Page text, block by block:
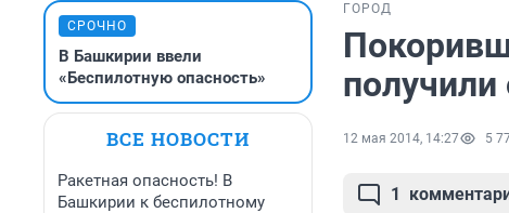
СРОЧНО
В Башкирии ввели
«Беспилотную опасность»
ВСЕ НОВОСТИ
Ракетная опасность! В
Башкирии к беспилотному
ГОРОД
12 мая 2014, 14:27 5
1